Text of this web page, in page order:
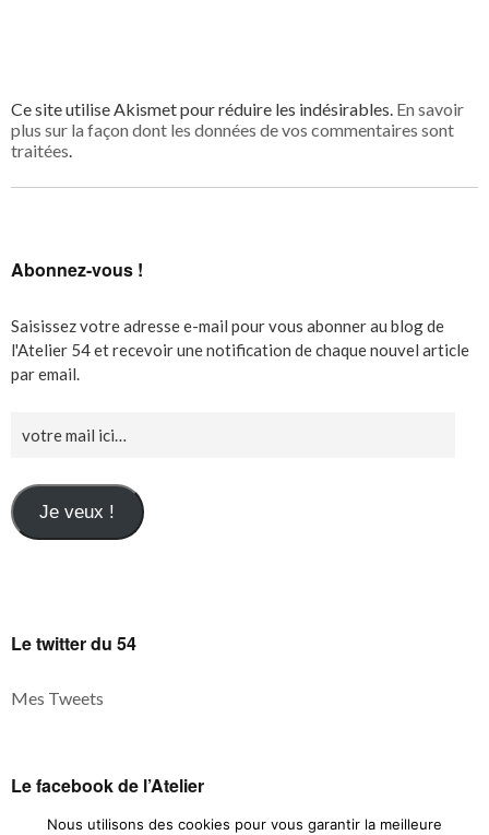
Ce site utilise Akismet pour réduire les indésirables. En savoir
plus sur la façon dont les données de vos commentaires sont
traitées.
Abonnez-vous !
Saisissez votre adresse e-mail pour vous abonner au blog de
l'Atelier 54 et recevoir une notification de chaque nouvel article
par email.
Je veux !
Le twitter du 54
Mes Tweets
Le facebook de l’Atelier
Nous utilisons des cookies pour vous garantir la meilleure